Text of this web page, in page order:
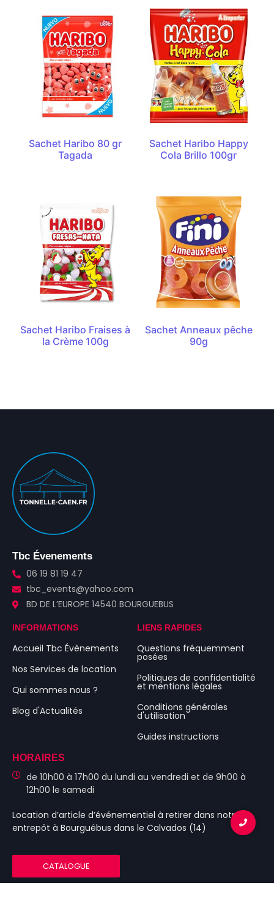
Sachet Haribo 80 gr
Tagada
Sachet Haribo Happy
Cola Brillo 100gr
Sachet Haribo Fraises à
la Crème 100g
Sachet Anneaux pêche
90g
Tbc Évenements
06 19 81 19 47
tbc_events@yahoo.com
BD DE L’EUROPE 14540 BOURGUEBUS
INFORMATIONS
Accueil Tbc Évènements
Nos Services de location
Qui sommes nous ?
Blog d'Actualités
LIENS RAPIDES
Questions fréquemment
posées
Politiques de confidentialité
et mentions légales
Conditions générales
d'utilisation
Guides instructions
HORAIRES
de 10h00 à 17h00 du lundi au vendredi et de 9h00 à
12h00 le samedi
Location d’article d’événementiel à retirer dans notre
entrepôt à Bourguébus dans le Calvados (14)
CATALOGUE